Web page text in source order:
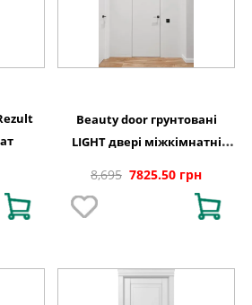
Beauty door грунтовані
LIGHT двері міжкімнатні
8,695 7825.50 грн